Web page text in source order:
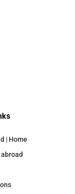
| Home